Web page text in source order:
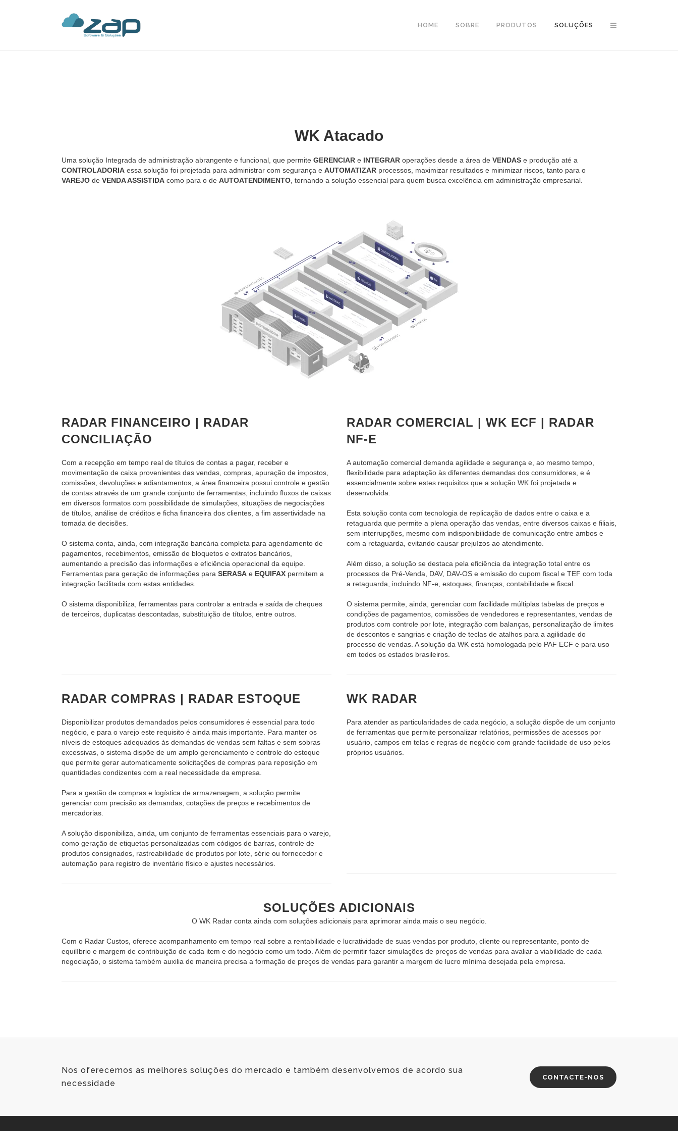
HOME SOBRE PRODUTOS SOLUÇÕES
WK Atacado
Uma solução Integrada de administração abrangente e funcional, que permite GERENCIAR e INTEGRAR operações desde a área de VENDAS e produção até a
CONTROLADORIA essa solução foi projetada para administrar com segurança e AUTOMATIZAR processos, maximizar resultados e minimizar riscos, tanto para o
VAREJO de VENDA ASSISTIDA como para o de AUTOATENDIMENTO , tornando a solução essencial para quem busca excelência em administração empresarial.
RADAR FINANCEIRO | RADAR
CONCILIAÇÃO
Com a recepção em tempo real de títulos de contas a pagar, receber e
movimentação de caixa provenientes das vendas, compras, apuração de impostos,
comissões, devoluções e adiantamentos, a área financeira possui controle e gestão
de contas através de um grande conjunto de ferramentas, incluindo fluxos de caixas
em diversos formatos com possibilidade de simulações, situações de negociações
de títulos, análise de créditos e ficha financeira dos clientes, a fim assertividade na
tomada de decisões.
O sistema conta, ainda, com integração bancária completa para agendamento de
pagamentos, recebimentos, emissão de bloquetos e extratos bancários,
aumentando a precisão das informações e eficiência operacional da equipe.
Ferramentas para geração de informações para SERASA e EQUIFAX permitem a
integração facilitada com estas entidades.
O sistema disponibiliza, ferramentas para controlar a entrada e saída de cheques
de terceiros, duplicatas descontadas, substituição de títulos, entre outros.
RADAR COMERCIAL | WK ECF | RADAR
NF-E
A automação comercial demanda agilidade e segurança e, ao mesmo tempo,
flexibilidade para adaptação às diferentes demandas dos consumidores, e é
essencialmente sobre estes requisitos que a solução WK foi projetada e
desenvolvida.
Esta solução conta com tecnologia de replicação de dados entre o caixa e a
retaguarda que permite a plena operação das vendas, entre diversos caixas e filiais,
sem interrupções, mesmo com indisponibilidade de comunicação entre ambos e
com a retaguarda, evitando causar prejuízos ao atendimento.
Além disso, a solução se destaca pela eficiência da integração total entre os
processos de Pré-Venda, DAV, DAV-OS e emissão do cupom fiscal e TEF com toda
a retaguarda, incluindo NF-e, estoques, finanças, contabilidade e fiscal.
O sistema permite, ainda, gerenciar com facilidade múltiplas tabelas de preços e
condições de pagamentos, comissões de vendedores e representantes, vendas de
produtos com controle por lote, integração com balanças, personalização de limites
de descontos e sangrias e criação de teclas de atalhos para a agilidade do
processo de vendas. A solução da WK está homologada pelo PAF ECF e para uso
em todos os estados brasileiros.
RADAR COMPRAS | RADAR ESTOQUE
Disponibilizar produtos demandados pelos consumidores é essencial para todo
negócio, e para o varejo este requisito é ainda mais importante. Para manter os
níveis de estoques adequados às demandas de vendas sem faltas e sem sobras
excessivas, o sistema dispõe de um amplo gerenciamento e controle do estoque
que permite gerar automaticamente solicitações de compras para reposição em
quantidades condizentes com a real necessidade da empresa.
Para a gestão de compras e logística de armazenagem, a solução permite
gerenciar com precisão as demandas, cotações de preços e recebimentos de
mercadorias.
A solução disponibiliza, ainda, um conjunto de ferramentas essenciais para o varejo,
como geração de etiquetas personalizadas com códigos de barras, controle de
produtos consignados, rastreabilidade de produtos por lote, série ou fornecedor e
automação para registro de inventário físico e ajustes necessários.
WK RADAR
Para atender as particularidades de cada negócio, a solução dispõe de um conjunto
de ferramentas que permite personalizar relatórios, permissões de acessos por
usuário, campos em telas e regras de negócio com grande facilidade de uso pelos
próprios usuários.
SOLUÇÕES ADICIONAIS
O WK Radar conta ainda com soluções adicionais para aprimorar ainda mais o seu negócio.
Com o Radar Custos, oferece acompanhamento em tempo real sobre a rentabilidade e lucratividade de suas vendas por produto, cliente ou representante, ponto de
equilíbrio e margem de contribuição de cada item e do negócio como um todo. Além de permitir fazer simulações de preços de vendas para avaliar a viabilidade de cada
negociação, o sistema também auxilia de maneira precisa a formação de preços de vendas para garantir a margem de lucro mínima desejada pela empresa.
Nos oferecemos as melhores soluções do mercado e também desenvolvemos de acordo sua
necessidade
CONTACTE-NOS